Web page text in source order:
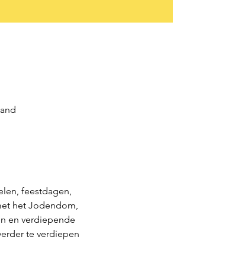
feestdagen,
het Jodendom,
en verdiepende
te verdiepen